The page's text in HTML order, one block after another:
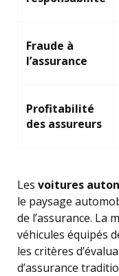
Fraude à
l’assurance
Profitabilité
des assureurs
Les voitures
le paysage
de l’assurance. La
véhicules équipés
les critères
d’assurance